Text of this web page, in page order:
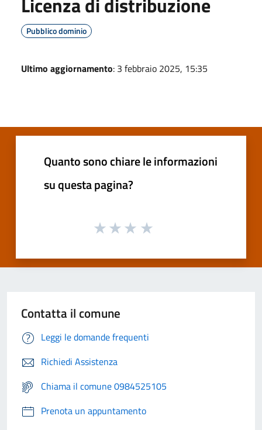
Pubblico dominio
Ultimo aggiornamento: 3 febbraio 2025, 15:35
Quanto sono chiare le informazioni
su questa pagina?
Contatta il comune
Leggi le domande frequenti
Richiedi Assistenza
Chiama il comune 0984525105
Prenota un appuntamento